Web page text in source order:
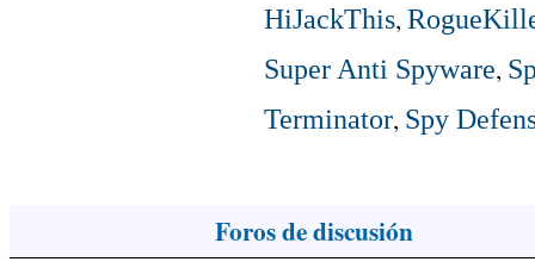
HiJackThis,
Super Anti Spyware,
Terminator, Spy
Foros de discusión